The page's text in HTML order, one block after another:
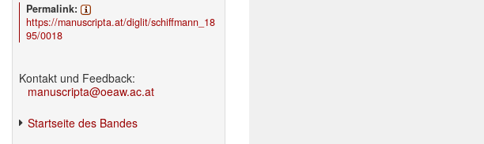
Permalink:
https://manuscripta.at/diglit/schiffmann_18
95/0018
Kontakt und Feedback:
manuscripta@oeaw.ac.at
Startseite des Bandes